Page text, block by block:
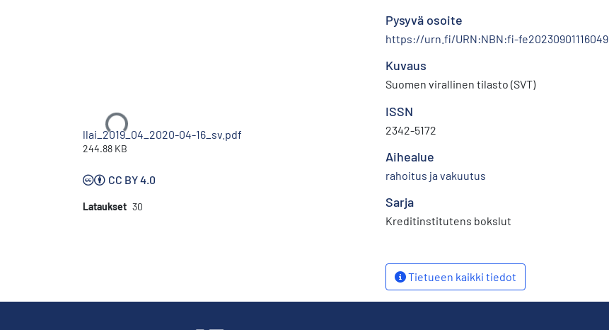
Ladataan...
llai_2019_04_2020-04-16_sv.pdf
244.88 KB
CC BY 4.0
Lataukset 30
Pysyvä osoite
https://urn.fi/URN:NBN:fi-fe20230901116049
Kuvaus
Suomen virallinen tilasto (SVT)
ISSN
2342-5172
Aihealue
rahoitus ja vakuutus
Sarja
Kreditinstitutens bokslut
Tietueen kaikki tiedot